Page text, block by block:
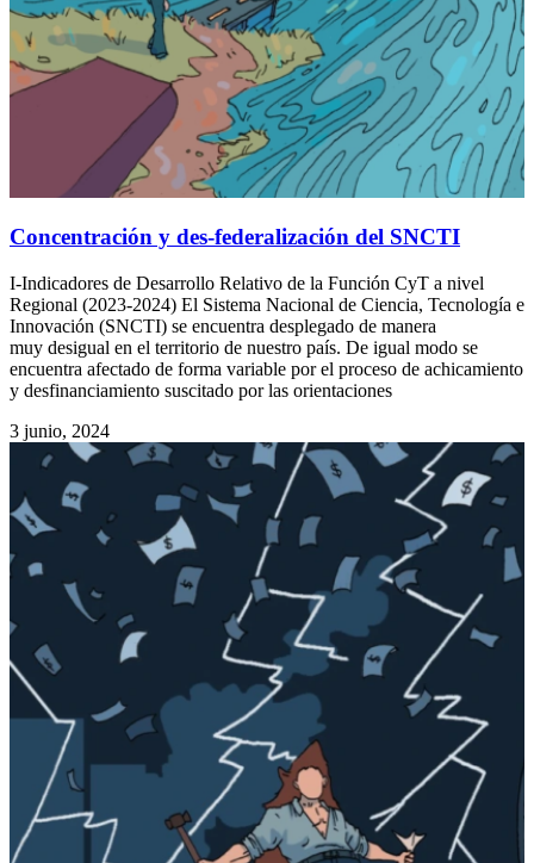
Concentración y des-federalización del SNCTI
I-Indicadores de Desarrollo Relativo de la Función CyT a nivel
Regional (2023-2024) El Sistema Nacional de Ciencia, Tecnología e
Innovación (SNCTI) se encuentra desplegado de manera
muy desigual en el territorio de nuestro país. De igual modo se
encuentra afectado de forma variable por el proceso de achicamiento
y desfinanciamiento suscitado por las orientaciones
3 junio, 2024